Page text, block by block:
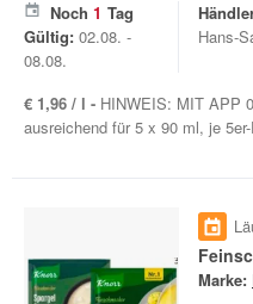
Noch 1 Tag
Gültig: 02.08. -
08.08.
Hans-
€ 1,96 / l - HINWEIS: MIT APP
ausreichend für 5 x 90 ml, je
Marke: